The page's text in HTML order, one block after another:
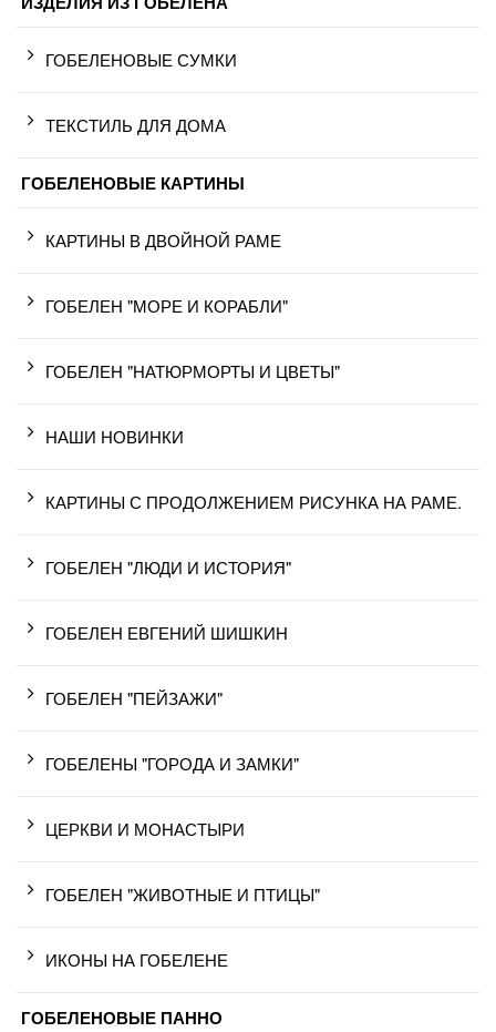
ГОБЕЛЕНОВЫЕ СУМКИ
ТЕКСТИЛЬ ДЛЯ ДОМА
ГОБЕЛЕНОВЫЕ КАРТИНЫ
КАРТИНЫ В ДВОЙНОЙ РАМЕ
ГОБЕЛЕН "МОРЕ И КОРАБЛИ"
ГОБЕЛЕН "НАТЮРМОРТЫ И ЦВЕТЫ"
НАШИ НОВИНКИ
КАРТИНЫ С ПРОДОЛЖЕНИЕМ РИСУНКА НА РАМЕ.
ГОБЕЛЕН "ЛЮДИ И ИСТОРИЯ"
ГОБЕЛЕН ЕВГЕНИЙ ШИШКИН
ГОБЕЛЕН "ПЕЙЗАЖИ"
ГОБЕЛЕНЫ "ГОРОДА И ЗАМКИ"
ЦЕРКВИ И МОНАСТЫРИ
ГОБЕЛЕН "ЖИВОТНЫЕ И ПТИЦЫ"
ИКОНЫ НА ГОБЕЛЕНЕ
ГОБЕЛЕНОВЫЕ ПАННО